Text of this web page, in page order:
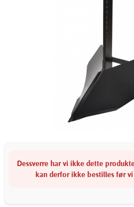
Dessverre har vi ikke dette
kan derfor ikke bestilles før